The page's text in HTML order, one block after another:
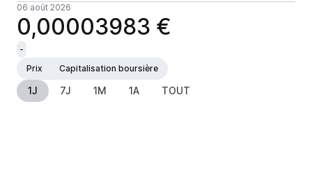
06 août 2026
0,00003983 €
-
Prix
Capitalisation boursière
1J 7J 1M 1A TOUT